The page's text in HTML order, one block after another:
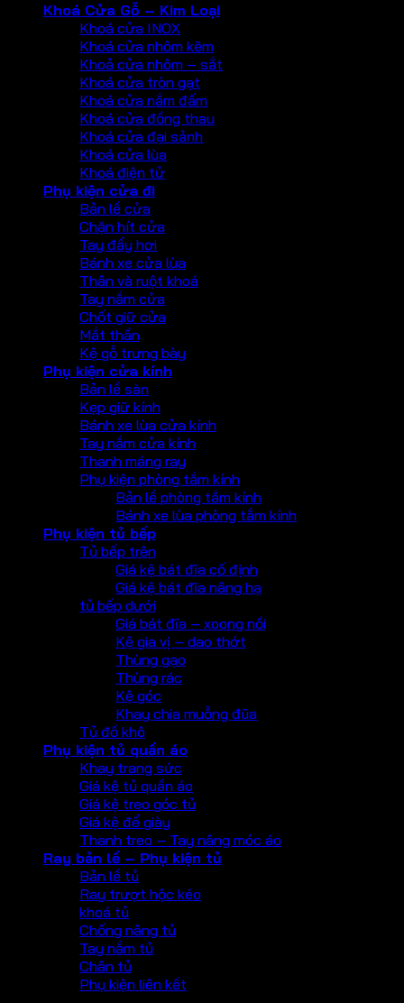
Khoá Cửa Gỗ – Kim Loại
Khoá cửa INOX
Khoá cửa nhôm kẽm
Khoả cửa nhôm – sắt
Khoá cửa tròn gạt
Khoá cửa nắm đấm
Khoá cửa đồng thau
Khoá cửa đại sảnh
Khoá cửa lùa
Khoá điện tử
Phụ kiện cửa đi
Bản lề cửa
Chặn hít cửa
Tay đẩy hơi
Bánh xe cửa lùa
Thân và ruột khoá
Tay nắm cửa
Chốt giữ cửa
Mắt thần
Kệ gỗ trưng bày
Phụ kiện cửa kính
Bản lề sàn
Kẹp giữ kính
Bánh xe lùa cửa kính
Tay nắm cửa kính
Thanh máng ray
Phụ kiện phòng tắm kính
Bản lề phòng tắm kính
Bánh xe lùa phòng tắm kính
Phụ kiện tủ bếp
Tủ bếp trên
Giá kệ bát đĩa cố định
Giá kệ bát đĩa nâng hạ
tủ bếp dưới
Giá bát đĩa – xoong nồi
Kệ gia vị – dao thớt
Thùng gạo
Thùng rác
Kệ góc
Khay chia muỗng đũa
Tủ đồ khô
Phụ kiện tủ quần áo
Khay trang sức
Giá kệ tủ quần áo
Giá kệ treo góc tủ
Giá kệ để giày
Thanh treo – Tay nâng móc áo
Ray bản lề – Phụ kiện tủ
Bản lề tủ
Ray trượt hộc kéo
khoá tủ
Chống nâng tủ
Tay nắm tủ
Chân tủ
Phụ kiện liên kết